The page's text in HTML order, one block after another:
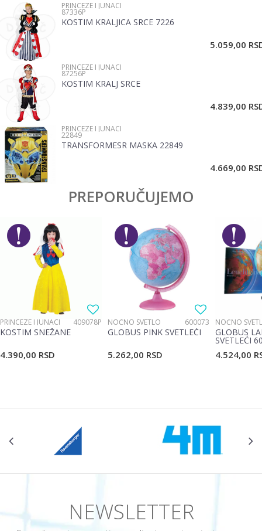
Brend
Email
Poruka
PRINCEZE I JUNACI
87336P
KOSTIM KRALJICA SRCE 7226
5.059,00
PRINCEZE I JUNACI
87256P
KOSTIM KRALJ SRCE
4.839,00
PRINCEZE I JUNACI
22849
TRANSFORMESR MASKA 22849
4.669,00
PREPORUČUJEMO
PRINCEZE I JUNACI 409078P
KOSTIM SNEŽANE
4.390,00 RSD
NOĆNO SVETLO 600073
GLOBUS PINK SVETLEĆI
5.262,00 RSD
NOĆNO
GLOBUS
SVETLEĆI
4.524,00
NEWSLETTER